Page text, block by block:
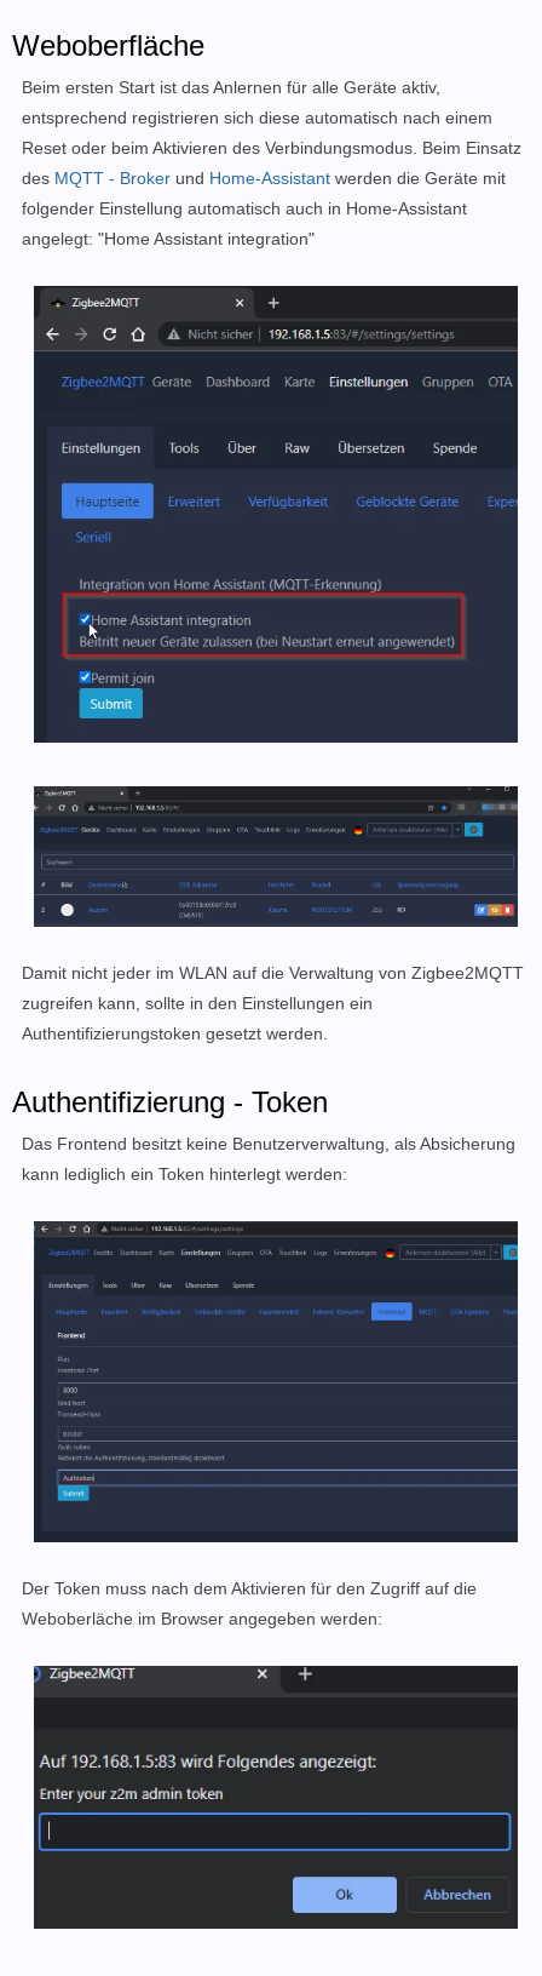
# Enable the Zigbee2MQTT frontend
# Let Zigbee2MQTT generate a new network key on
advanced:
  network_key: GENERATE
Weboberfläche
Beim ersten Start ist das Anlernen für alle Geräte aktiv,
entsprechend registrieren sich diese automatisch nach einem
Reset oder beim Aktivieren des Verbindungsmodus. Beim Einsatz
des MQTT - Broker und Home-Assistant werden die Geräte mit
folgender Einstellung automatisch auch in Home-Assistant
angelegt: "Home Assistant integration"
Damit nicht jeder im WLAN auf die Verwaltung von Zigbee2MQTT
zugreifen kann, sollte in den Einstellungen ein
Authentifizierungstoken gesetzt werden.
Authentifizierung - Token
Das Frontend besitzt keine Benutzerverwaltung, als Absicherung
kann lediglich ein Token hinterlegt werden:
Der Token muss nach dem Aktivieren für den Zugriff auf die
Weboberläche im Browser angegeben werden: